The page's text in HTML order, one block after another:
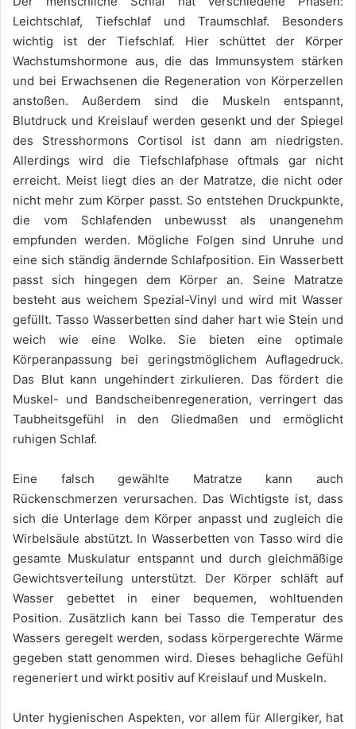
Leichtschlaf, Tiefschlaf und Traumschlaf. Besonders
wichtig ist der Tiefschlaf. Hier schüttet der Körper
Wachstumshormone aus, die das Immunsystem stärken
und bei Erwachsenen die Regeneration von Körperzellen
anstoßen. Außerdem sind die Muskeln entspannt,
Blutdruck und Kreislauf werden gesenkt und der Spiegel
des Stresshormons Cortisol ist dann am niedrigsten.
Allerdings wird die Tiefschlafphase oftmals gar nicht
erreicht. Meist liegt dies an der Matratze, die nicht oder
nicht mehr zum Körper passt. So entstehen Druckpunkte,
die vom Schlafenden unbewusst als unangenehm
empfunden werden. Mögliche Folgen sind Unruhe und
eine sich ständig ändernde Schlafposition. Ein Wasserbett
passt sich hingegen dem Körper an. Seine Matratze
besteht aus weichem Spezial-Vinyl und wird mit Wasser
gefüllt. Tasso Wasserbetten sind daher hart wie Stein und
weich wie eine Wolke. Sie bieten eine optimale
Körperanpassung bei geringstmöglichem Auflagedruck.
Das Blut kann ungehindert zirkulieren. Das fördert die
Muskel- und Bandscheibenregeneration, verringert das
Taubheitsgefühl in den Gliedmaßen und ermöglicht
ruhigen Schlaf.
Eine falsch gewählte Matratze kann auch
Rückenschmerzen verursachen. Das Wichtigste ist, dass
sich die Unterlage dem Körper anpasst und zugleich die
Wirbelsäule abstützt. In Wasserbetten von Tasso wird die
gesamte Muskulatur entspannt und durch gleichmäßige
Gewichtsverteilung unterstützt. Der Körper schläft auf
Wasser gebettet in einer bequemen, wohltuenden
Position. Zusätzlich kann bei Tasso die Temperatur des
Wassers geregelt werden, sodass körpergerechte Wärme
gegeben statt genommen wird. Dieses behagliche Gefühl
regeneriert und wirkt positiv auf Kreislauf und Muskeln.
Unter hygienischen Aspekten, vor allem für Allergiker, hat